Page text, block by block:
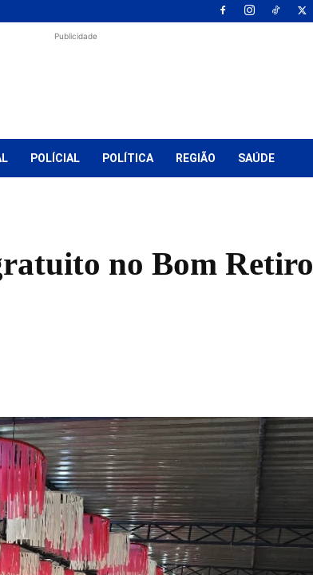
Publicidade
POLÍCIAL POLÍTICA REGIÃO SAÚDE
no Bom Retiro